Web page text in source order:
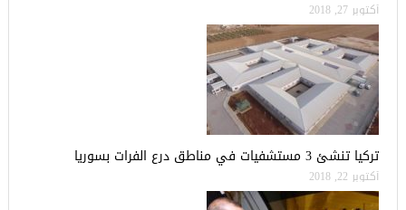
أكتوبر 27, 2018
تركيا تنشئ 3 مستشفيات في مناطق درع الفرات بسوريا
أكتوبر 22, 2018